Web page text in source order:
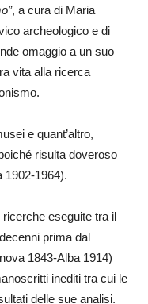
, a cura di Maria
archeologico e di
omaggio a un suo
vita alla ricerca
e quant’altro,
risulta doveroso
1902-1964).
ricerche eseguite tra il
prima dal
1843-Alba 1914)
inediti tra cui le
delle sue analisi.